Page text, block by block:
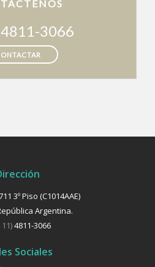
4811-3066
3º Piso (C1014AAE)
Argentina.
11)4811-3066
Sociales